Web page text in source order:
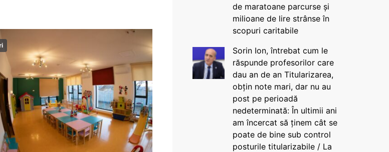
de maratoane parcurse și
milioane de lire strânse în
scopuri caritabile
Sorin Ion, întrebat cum le
răspunde profesorilor care
dau an de an Titularizarea,
obțin note mari, dar nu au
post pe perioadă
nedeterminată: În ultimii ani
am încercat să ținem cât se
poate de bine sub control
posturile titularizabile / La